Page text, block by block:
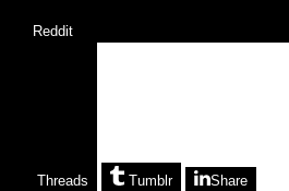
Reddit
Threads Tumblr Share